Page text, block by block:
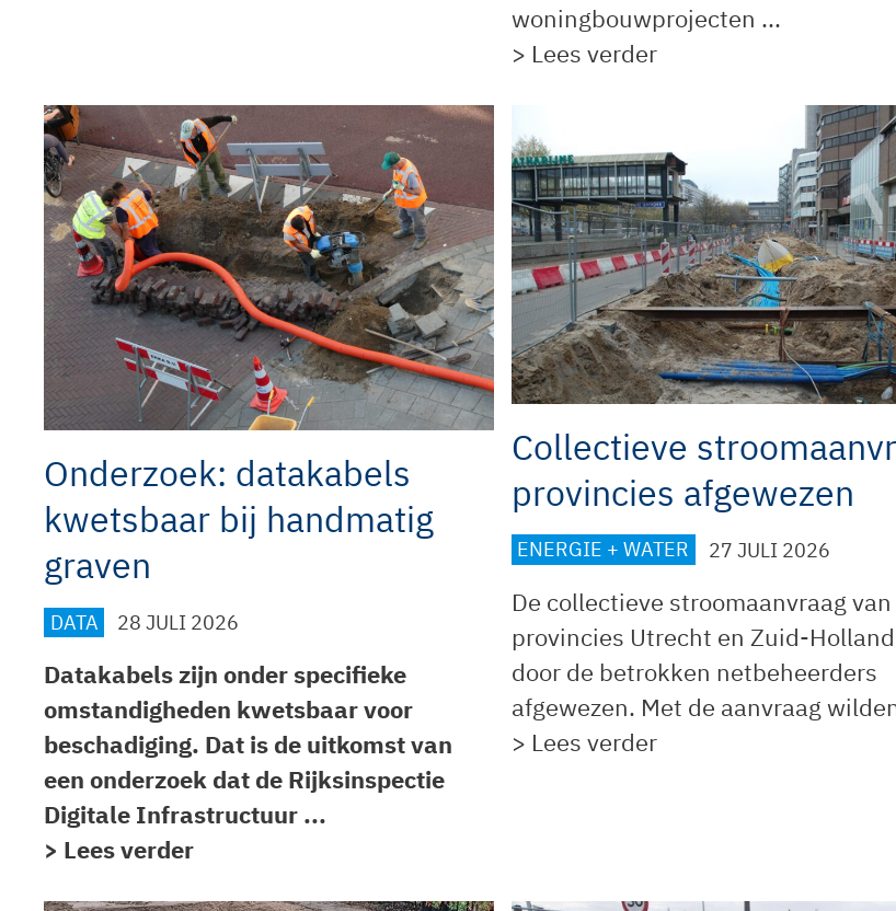
woningbouwprojecten ...
> Lees verder
Onderzoek: datakabels
kwetsbaar bij handmatig
graven
DATA 28 JULI 2026
Datakabels zijn onder specifieke
omstandigheden kwetsbaar voor
beschadiging. Dat is de uitkomst van
een onderzoek dat de Rijksinspectie
Digitale Infrastructuur ...
> Lees verder
Collectieve
provincies afgewezen
ENERGIE + WATER 27 JULI 2026
De collectieve stroomaanvraag van
provincies Utrecht en Zuid-
door de betrokken netbeheerders
afgewezen. Met de aanvraag
> Lees verder